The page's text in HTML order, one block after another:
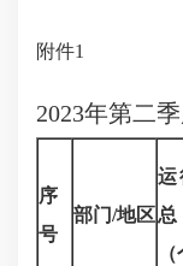
附件1
2023年第二
序
号
部门/地区
运